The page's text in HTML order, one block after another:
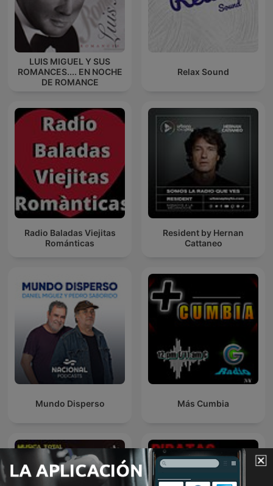
LUIS MIGUEL Y SUS
ROMANCES.... EN NOCHE
DE ROMANCE
Relax Sound
Radio Baladas Viejitas
Románticas
Resident by Hernan
Cattaneo
Mundo Disperso Más Cumbia